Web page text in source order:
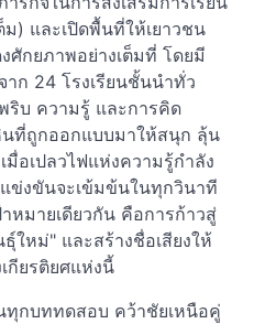
) และเปิดพื้นที่ให้เยาวชน
ศักยภาพอย่างเต็มที่ โดยมี
าก 24 โรงเรียนชั้นนำทั่ว
ริบ ความรู้ และการคิด
ที่ถูกออกแบบมาให้สนุก ลุ้น
มื่อเปลวไฟแห่งความรู้กำลัง
ข่งขันจะเข้มข้นในทุกวินาที
าหมายเดียวกัน คือการก้าวสู่
ใหม่" และสร้างชื่อเสียงให้
กียรติยศแห่งนี้
ทุกบททดสอบ คว้าชัยเหนือคู่